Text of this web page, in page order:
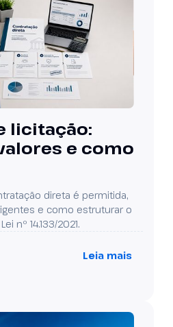
licitação:
e como
direta é permitida,
e como estruturar o
nº 14.133/2021.
Leia mais